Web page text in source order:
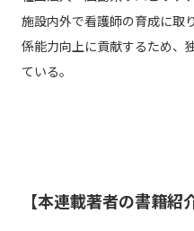
施設内外で看護師の育成に取
係能力向上に貢献するため、
ている。
【本連載著者の書籍紹